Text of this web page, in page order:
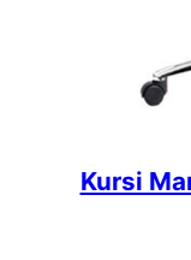
Kursi